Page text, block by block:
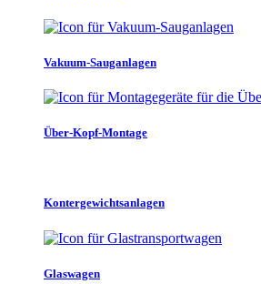
Vakuum-Sauganlagen
Über-Kopf-Montage
Kontergewichtsanlagen
Glaswagen